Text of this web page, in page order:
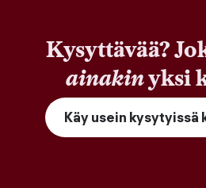
Kysyttävää?
ainakinyksi
Käy usein kysytyissä